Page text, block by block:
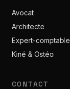
Avocat
Architecte
Expert-comptable
Kiné & Ostéo
CONTACT